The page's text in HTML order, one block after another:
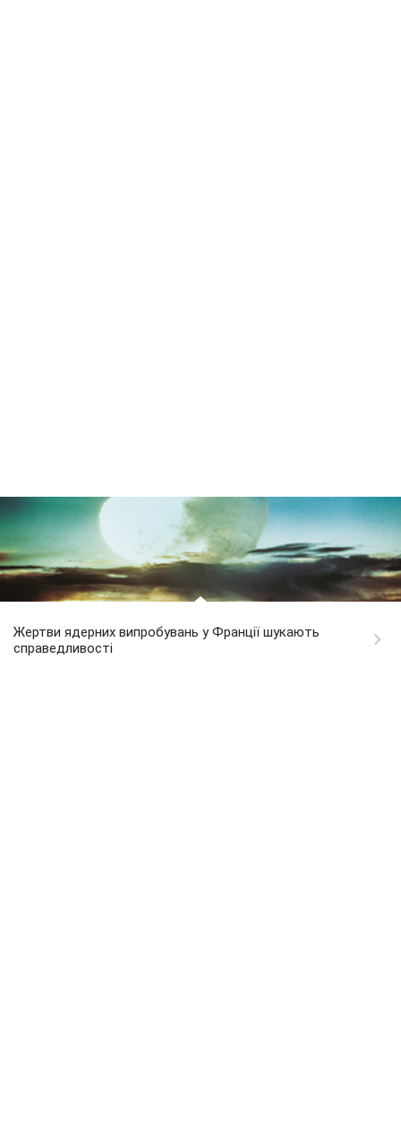
Жертви ядерних випробувань у Франції шукають
справедливості